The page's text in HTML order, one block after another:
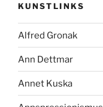
KUNSTLINKS
Alfred Gronak
Ann Dettmar
Annet Kuska